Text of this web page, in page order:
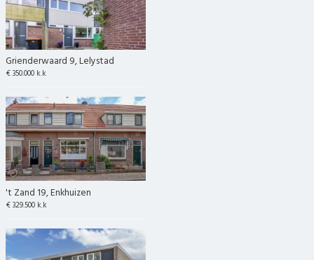
Grienderwaard 9, Lelystad
€ 350.000 k.k
't Zand 19, Enkhuizen
€ 329.500 k.k